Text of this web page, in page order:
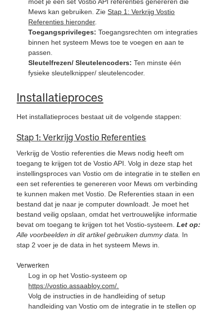
Mews kan gebruiken. ZieStap 1: Verkrijg Vostio
Referenties hieronder.
Toegangsprivileges: Toegangsrechten om integraties
binnen het systeem Mews toe te voegen en aan te
passen.
Sleutelfrezen/ Sleutelencoders: Ten minste één
fysieke sleutelknipper/ sleutelencoder.
Installatieproces
Het installatieproces bestaat uit de volgende stappen:
Stap 1: Verkrijg Vostio Referenties
Verkrijg de Vostio referenties die Mews nodig heeft om
toegang te krijgen tot de Vostio API. Volg in deze stap het
instellingsproces van Vostio om de integratie in te stellen en
een set referenties te genereren voor Mews om verbinding
te kunnen maken met Vostio. De Referenties staan in een
bestand dat je naar je computer downloadt. Je moet het
bestand veilig opslaan, omdat het vertrouwelijke informatie
bevat om toegang te krijgen tot het Vostio-systeem.Let op:
Alle voorbeelden in dit artikel gebruiken dummy data.
In
stap 2 voer je de data in het systeem Mews in.
Verwerken
Log in op het Vostio-systeem op
https://vostio.assaabloy.com/.
Volg de instructies in de handleiding of setup
handleiding van Vostio om de integratie in te stellen op